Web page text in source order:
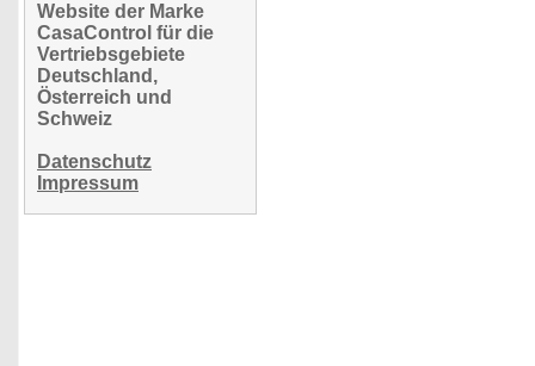
Website der Marke
CasaControl für die
Vertriebsgebiete
Deutschland,
Österreich und
Schweiz
Datenschutz
Impressum